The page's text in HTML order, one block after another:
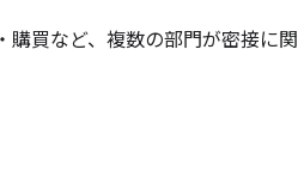
買など、複数の部門が密接に関